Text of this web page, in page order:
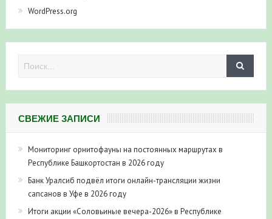
WordPress.org
СВЕЖИЕ ЗАПИСИ
Мониторинг орнитофауны на постоянных маршрутах в
Республике Башкортостан в 2026 году
Банк Уралсиб подвёл итоги онлайн-трансляции жизни
сапсанов в Уфе в 2026 году
Итоги акции «Соловьиные вечера-2026» в Республике